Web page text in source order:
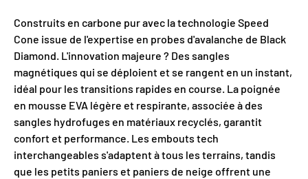
Construits en carbone pur avec la technologie Speed
Cone issue de l'expertise en probes d'avalanche de Black
Diamond. L'innovation majeure ? Des sangles
magnétiques qui se déploient et se rangent en un instant,
idéal pour les transitions rapides en course. La poignée
en mousse EVA légère et respirante, associée à des
sangles hydrofuges en matériaux recyclés, garantit
confort et performance. Les embouts tech
interchangeables s'adaptent à tous les terrains, tandis
que les petits paniers et paniers de neige offrent une